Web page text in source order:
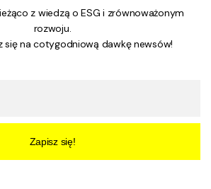
z wiedzą o ESG i zrównoważonym
rozwoju.
się na cotygodniową dawkę newsów!
Zapisz się!